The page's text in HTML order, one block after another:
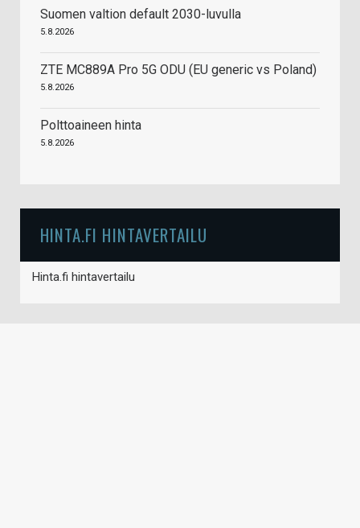
Suomen valtion default 2030-luvulla
5.8.2026
ZTE MC889A Pro 5G ODU (EU generic vs Poland)
5.8.2026
Polttoaineen hinta
5.8.2026
HINTA.FI HINTAVERTAILU
Hinta.fi hintavertailu